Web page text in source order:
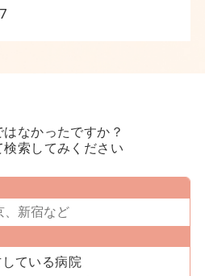
なかったですか？
索してみください
ている病院